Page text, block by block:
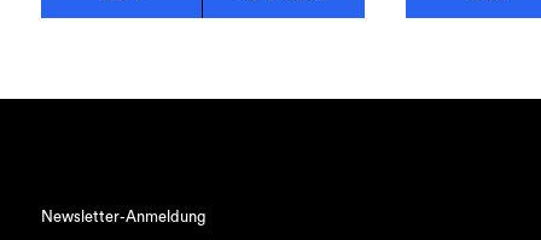
Newsletter-Anmeldung